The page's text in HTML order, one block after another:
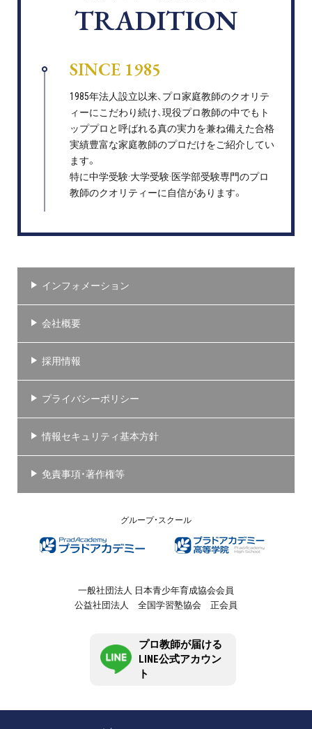
TRADITION
SINCE 1985
1985年法人設立以来、プロ家庭教師のクオリテ
ィーにこだわり続け、現役プロ教師の中でもト
ッププロと呼ばれる真の実力を兼ね備えた合格
実績豊富な家庭教師のプロだけをご紹介してい
ます。
特に中学受験·大学受験·医学部受験専門のプロ
教師のクオリティーに自信があります。
インフォメーション
会社概要
採用情報
プライバシーポリシー
情報セキュリティ基本方針
免責事項・著作権等
グループ・スクール
一般社団法人 日本青少年育成協会会員
公益社団法人 全国学習塾協会 正会員
プロ教師が届ける
LINE公式アカウン
ト